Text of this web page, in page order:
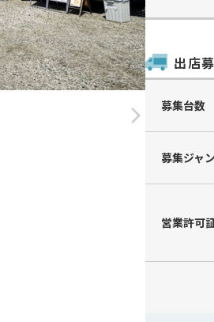
arrow_forward_ios
出店
募集台数
募集ジャ
営業許可